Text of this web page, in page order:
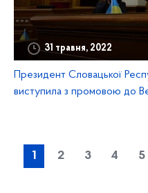
31 травня, 2022
Президент Словацької
виступила з промовою до
1 2 3 4 5